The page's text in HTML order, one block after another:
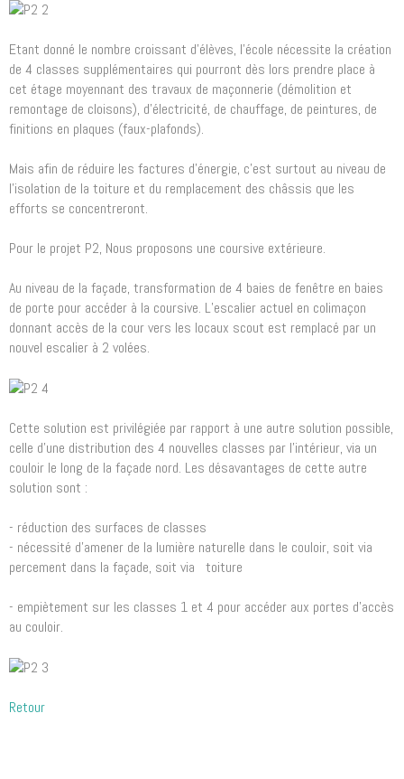
Etant donné le nombre croissant d’élèves, l’école nécessite la création
de 4 classes supplémentaires qui pourront dès lors prendre place à
cet étage moyennant des travaux de maçonnerie (démolition et
remontage de cloisons), d’électricité, de chauffage, de peintures, de
finitions en plaques (faux-plafonds).
Mais afin de réduire les factures d’énergie, c’est surtout au niveau de
l’isolation de la toiture et du remplacement des châssis que les
efforts se concentreront.
Pour le projet P2, Nous proposons une coursive extérieure.
Au niveau de la façade, transformation de 4 baies de fenêtre en baies
de porte pour accéder à la coursive. L’escalier actuel en colimaçon
donnant accès de la cour vers les locaux scout est remplacé par un
nouvel escalier à 2 volées.
Cette solution est privilégiée par rapport à une autre solution possible,
celle d’une distribution des 4 nouvelles classes par l’intérieur, via un
couloir le long de la façade nord. Les désavantages de cette autre
solution sont :
- réduction des surfaces de classes
- nécessité d’amener de la lumière naturelle dans le couloir, soit via
percement dans la façade, soit via toiture
- empiètement sur les classes 1 et 4 pour accéder aux portes d’accès
au couloir.
Retour